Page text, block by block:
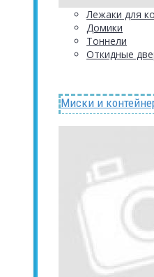
Лежаки для
Домики
Тоннели
Откидные
Миски и